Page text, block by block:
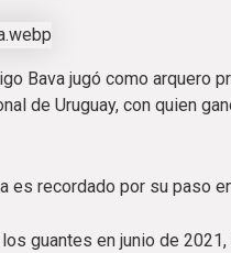
Bava jugó como arquero
de Uruguay, con quien
es recordado por su paso
guantes en junio de